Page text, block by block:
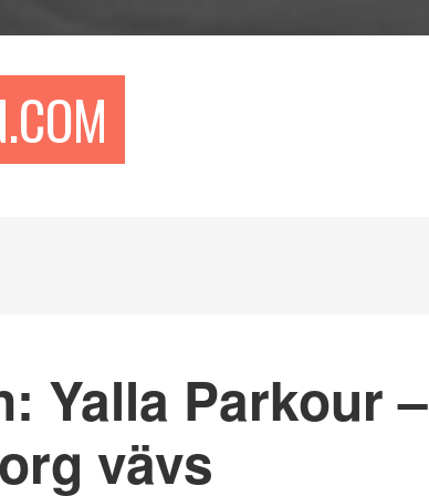
Yalla Parkour –
vävs